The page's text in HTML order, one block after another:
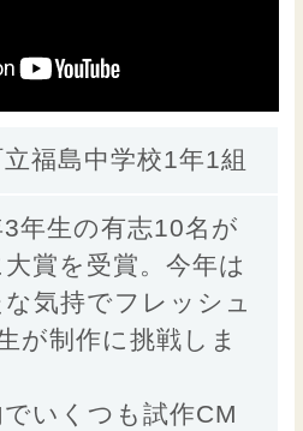
福島中学校1年1組
3年生の有志10名が
大賞を受賞。今年は
な気持でフレッシュ
が制作に挑戦しま
でいくつも試作CM